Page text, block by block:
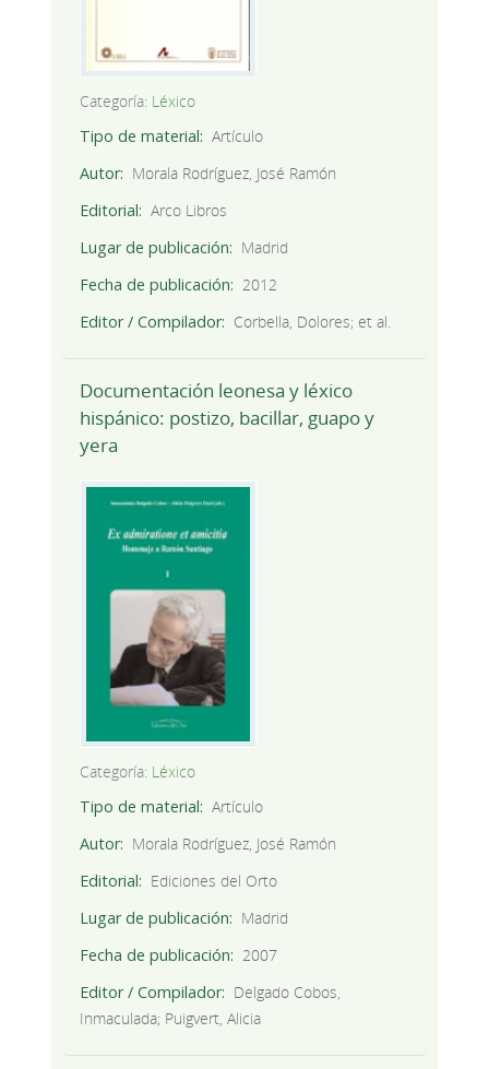
Categoría: Léxico
Tipo de material
Artículo
Autor
Morala Rodríguez, José Ramón
Editorial
Arco Libros
Lugar de publicación
Madrid
Fecha de publicación
2012
Editor / Compilador
Corbella, Dolores; et al.
Documentación leonesa y léxico
hispánico: postizo, bacillar, guapo y
yera
Categoría: Léxico
Tipo de material
Artículo
Autor
Morala Rodríguez, José Ramón
Editorial
Ediciones del Orto
Lugar de publicación
Madrid
Fecha de publicación
2007
Editor / Compilador
Delgado Cobos,
Inmaculada; Puigvert, Alicia